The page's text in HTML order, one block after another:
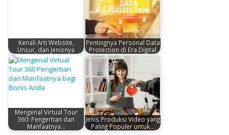
Kenali Arti Website,
Unsur, dan Jenisnya
Pentingnya Personal Data
Protection di Era Digital
Mengenal Virtual Tour
360: Pengertian dan
Manfaatnya…
Jenis Produksi Video yang
Paling Populer untuk…